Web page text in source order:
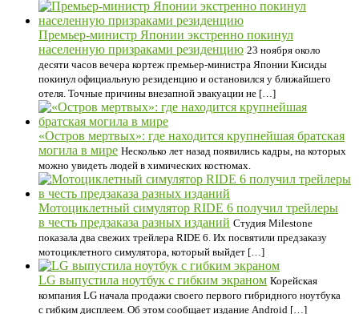
Премьер-министр Японии экстренно покинул
населенную призраками резиденцию 23 ноября около
десяти часов вечера кортеж премьер-министра Японии Кисиды
покинул официальную резиденцию и остановился у ближайшего
отеля. Точные причины внезапной эвакуации не […]
«Остров мертвых»: где находится крупнейшая братская
могила в мире Несколько лет назад появились кадры, на которых
можно увидеть людей в химических костюмах.
Мотоциклетный симулятор RIDE 6 получил трейлеры
в честь предзаказа разных изданий Студия Milestone
показала два свежих трейлера RIDE 6. Их посвятили предзаказу
мотоциклетного симулятора, который выйдет […]
LG выпустила ноутбук с гибким экраном Корейская
компания LG начала продажи своего первого гибридного ноутбука
с гибким дисплеем. Об этом сообщает издание Android […]